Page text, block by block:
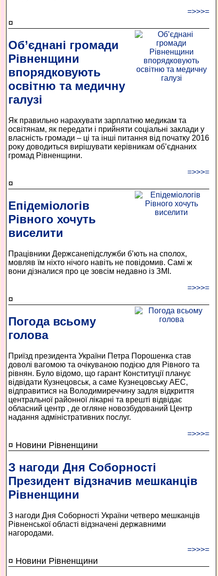
=>>>=
¤
Об’єднані громади
Рівненщини
впорядковують
освітню та медичну
галузі
Як правильно нарахувати зарплатню медикам та
освітянам, як передати і прийняти соціальні заклади у
власність громади – ці та інші питання від початку 2016
року доводиться вирішувати керівникам об’єднаних
громад Рівненщини.
=>>>=
¤
Епідеміологів
Рівного хочуть
виселити
Працівники Держсанепідслужби б’ють на сполох,
мовляв їм ніхто нічого навіть не повідомив. Самі ж
вони дізналися про це зовсім недавно із ЗМІ.
=>>>=
¤
Погода всьому
голова
Приїзд президента України Петра Порошенка став
доволі вагомою та очікуваною подією для Рівного та
рівнян. Було відомо, що гарант Конституції планує
відвідати Кузнецовськ, а саме Кузнецовську АЕС,
відправитися на Володимиреччину задля відкриття
центральної районної лікарні та врешті відвідає
обласний центр , де огляне новозбудований Центр
надання адміністративних послуг.
=>>>=
¤ Новини Рівненщини
З нагоди Дня Соборності
Президент відзначив мешканців
Рівненщини
З нагоди Дня Соборності України четверо мешканців
Рівненської області відзначені державними
нагородами.
=>>>=
¤ Новини Рівненщини